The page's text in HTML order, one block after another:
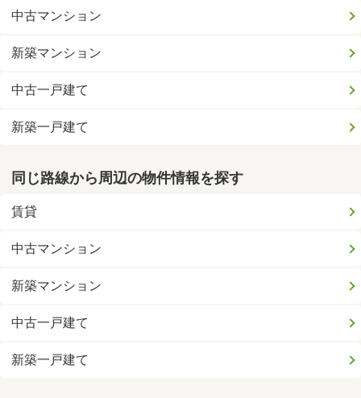
中古マンション
新築マンション
中古一戸建て
新築一戸建て
同じ路線から周辺の物件情報を探す
賃貸
中古マンション
新築マンション
中古一戸建て
新築一戸建て